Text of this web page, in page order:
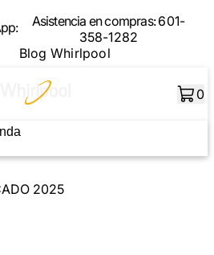
Asistencia en compras:601-
358-1282
Blog Whirlpool
0
2025